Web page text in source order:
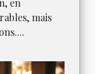
en
mais